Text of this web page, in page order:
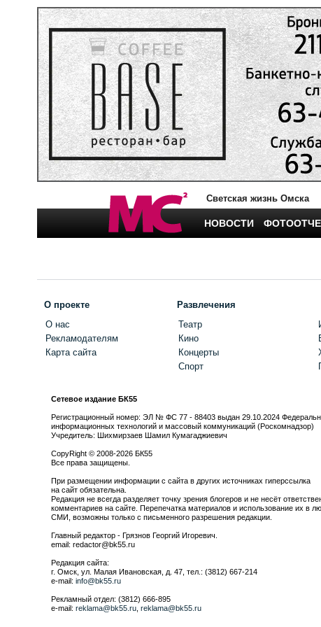
Светская жизнь Омска
НОВОСТИ
О проекте
О нас
Рекламодателям
Карта сайта
Развлечения
Театр
Кино
Концерты
Спорт
Сетевое издание БК55
Регистрационный номер: ЭЛ № ФС 77 - 88403 выдан 29.10.2024
информационных технологий и массовый коммуникаций (Роскомнадзор)
Учредитель: Шихмирзаев Шамил Кумагаджиевич
CopyRight © 2008-2026 БК55
Все права защищены.
При размещении информации с сайта в других источниках гиперссылка
на сайт обязательна.
Редакция не всегда разделяет точку зрения блогеров и не несёт
комментариев на сайте. Перепечатка материалов и использование их в
СМИ, возможны только с письменного разрешения редакции.
Главный редактор - Грязнов Георгий Игоревич.
email: redactor@bk55.ru
Редакция сайта:
г. Омск, ул. Малая Ивановская, д. 47, тел.: (3812) 667-214
e-mail: info@bk55.ru
Рекламный отдел: (3812) 666-895
e-mail: reklama@bk55.ru reklama@bk55.ru